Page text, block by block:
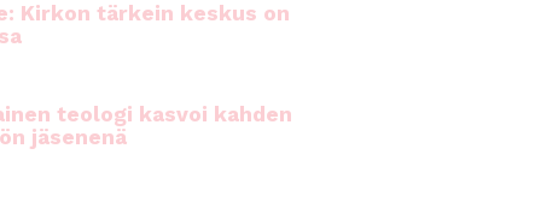
Kirkon tärkein keskus on
teologi kasvoi kahden
jäsenenä